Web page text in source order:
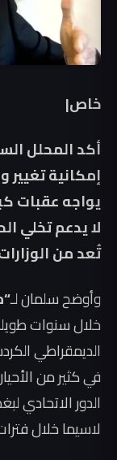
خاص|
أكد المحلل
إمكانية تغيير
يواجه عقبات
لا يدعم تخلي
تُعد من
وأوضح سلمان لـ
خلال سنوات
الديمقراطي
في كثير من
الدور الاتحادي
لاسيما خلال